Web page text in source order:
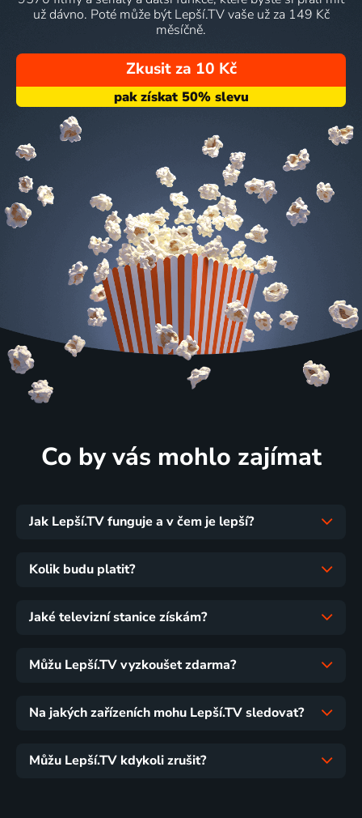
už dávno. Poté může být Lepší.TV vaše už za 149 Kč
měsíčně.
Zkusit za 10 Kč
Co by vás mohlo zajímat
Jak Lepší.TV funguje a v čem je lepší?
Kolik budu platit?
Jaké televizní stanice získám?
Můžu Lepší.TV vyzkoušet zdarma?
Na jakých zařízeních mohu Lepší.TV sledovat?
Můžu Lepší.TV kdykoli zrušit?